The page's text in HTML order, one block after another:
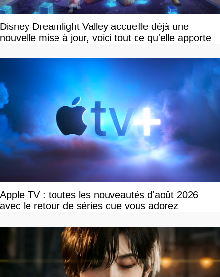
Disney Dreamlight Valley accueille déjà une
nouvelle mise à jour, voici tout ce qu'elle apporte
Apple TV : toutes les nouveautés d'août 2026
avec le retour de séries que vous adorez